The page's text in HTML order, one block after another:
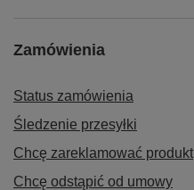
Zamówienia
Status zamówienia
Śledzenie przesyłki
Chcę zareklamować produkt
Chcę odstąpić od umowy